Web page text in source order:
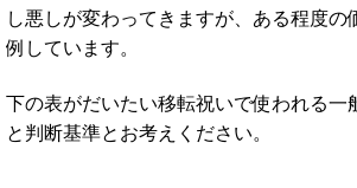
し悪しが変わってきますが、ある程度の
例しています。
下の表がだいたい移転祝いで使われる一
と判断基準とお考えください。